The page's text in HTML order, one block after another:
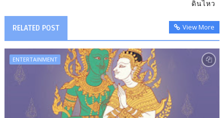
ดินไหว
RELATED POST View More
ENTERTAINMENT